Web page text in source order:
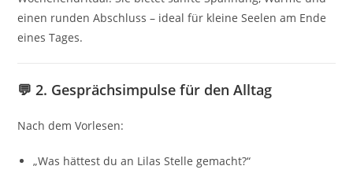
einen runden Abschluss – ideal für kleine Seelen am Ende
eines Tages.
💬 2. Gesprächsimpulse für den Alltag
Nach dem Vorlesen:
„Was hättest du an Lilas Stelle gemacht?“